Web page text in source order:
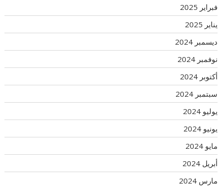
فبراير 2025
يناير 2025
ديسمبر 2024
نوفمبر 2024
أكتوبر 2024
سبتمبر 2024
يوليو 2024
يونيو 2024
مايو 2024
أبريل 2024
مارس 2024